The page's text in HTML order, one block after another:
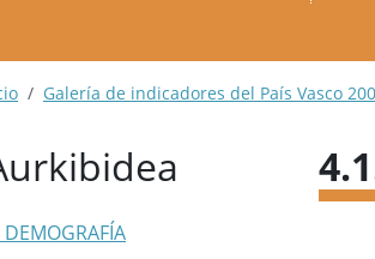
de navegación
Galería de indicadores del País Vasco
DEMOGRAFÍA